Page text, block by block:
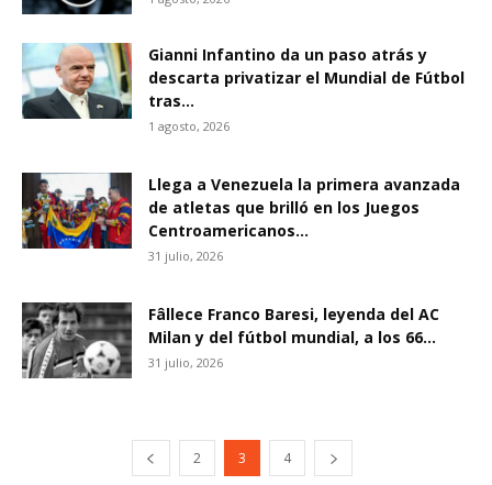
Gianni Infantino da un paso atrás y
descarta privatizar el Mundial de Fútbol
tras...
1 agosto, 2026
Llega a Venezuela la primera avanzada
de atletas que brilló en los Juegos
Centroamericanos...
31 julio, 2026
Fâllece Franco Baresi, leyenda del AC
Milan y del fútbol mundial, a los 66...
31 julio, 2026
2 3 4